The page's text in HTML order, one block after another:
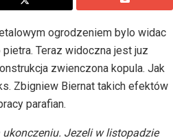
ogrodzeniem bylo widac
Teraz widoczna jest juz
zwienczona kopula. Jak
Zbigniew Biernat takich efektów
parafian.
Jezeli w listopadzie